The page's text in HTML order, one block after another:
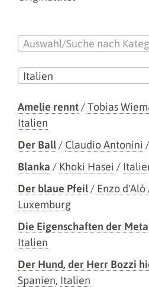
Auswahl/Suche nach
Italien
Amelie rennt/Tobias
Italien
Der Ball/ Claudio Antonini /
Blanka / Khoki Hasei /
Der blaue Pfeil/ Enzo d'Alò
Luxemburg
Die Eigenschaften der
Italien
Der Hund, der Herr Bozzi
Spanien, Italien